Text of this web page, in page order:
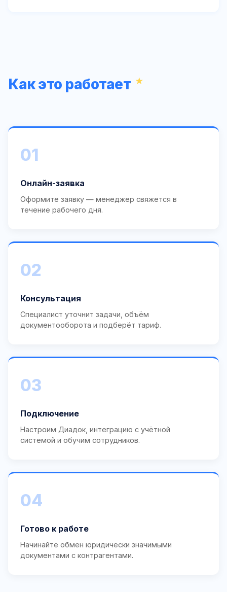
Как это работает
01
Онлайн-заявка
Оформите заявку — менеджер свяжется в
течение рабочего дня.
02
Консультация
Специалист уточнит задачи, объём
документооборота и подберёт тариф.
03
Подключение
Настроим Диадок, интеграцию с учётной
системой и обучим сотрудников.
04
Готово к работе
Начинайте обмен юридически значимыми
документами с контрагентами.